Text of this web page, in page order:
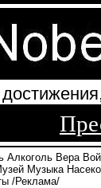
Алкоголь Вера
Музыка
/Реклама/